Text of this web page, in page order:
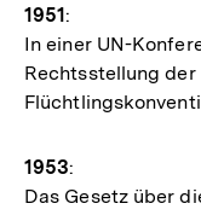
1951:
In einer UN-
Rechtsstellung
1953:
Das Gesetz über